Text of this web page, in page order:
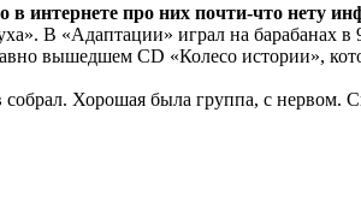
в интернете про них почти-что нету
В «Адаптации» играл на барабанах в
вышедшем СD «Колесо истории»,
Хорошая была группа, с нервом.